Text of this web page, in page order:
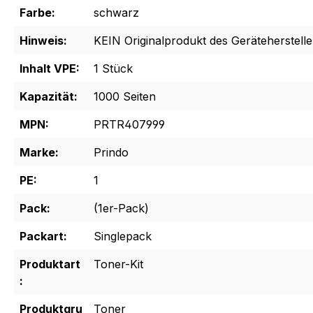
Farbe:
schwarz
Hinweis:
KEIN Originalprodukt des
Inhalt VPE:
1 Stück
Kapazität:
1000 Seiten
MPN:
PRTR407999
Marke:
Prindo
PE:
1
Pack:
(1er-Pack)
Packart:
Singlepack
Produktart
:
Toner-Kit
Produktgru Toner